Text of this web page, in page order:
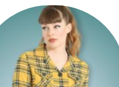
Ajouter
à la liste